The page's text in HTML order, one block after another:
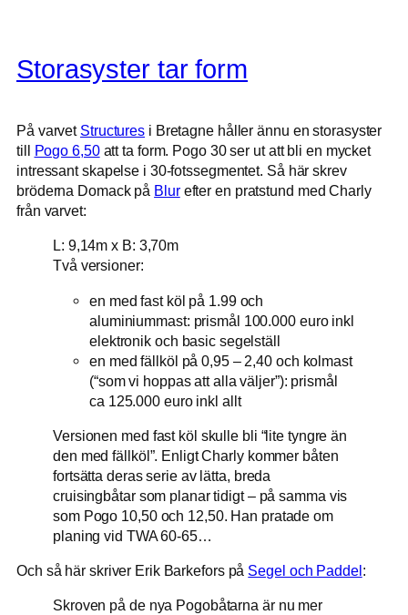
Storasyster tar form
På varvet Structures i Bretagne håller ännu en storasyster
till Pogo 6,50att ta form. Pogo 30 ser ut att bli en mycket
intressant skapelse i 30-fotssegmentet. Så här skrev
bröderna Domack på Blurefter en pratstund med Charly
från varvet:
L: 9,14m x B: 3,70m
Två versioner:
en med fast köl på 1.99 och
aluminiummast: prismål 100.000 euro inkl
elektronik och basic segelställ
en med fällköl på 0,95 – 2,40 och kolmast
(“som vi hoppas att alla väljer”): prismål
ca 125.000 euro inkl allt
Versionen med fast köl skulle bli “lite tyngre än
den med fällköl”. Enligt Charly kommer båten
fortsätta deras serie av lätta, breda
cruisingbåtar som planar tidigt – på samma vis
som Pogo 10,50 och 12,50. Han pratade om
planing vid TWA 60-65…
Och så här skriver Erik Barkefors på Segel och Paddel:
Skroven på de nya Pogobåtarna är nu mer